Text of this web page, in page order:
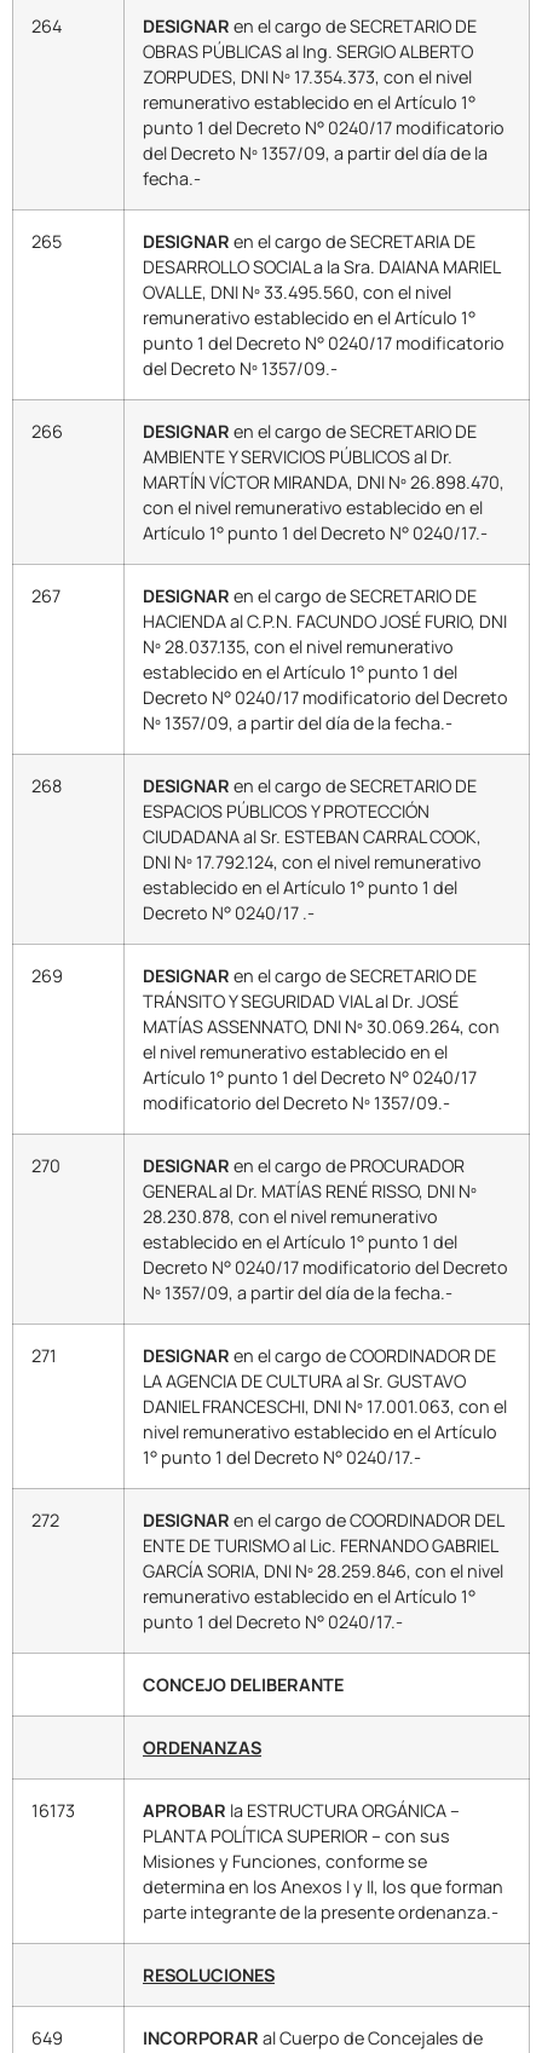
264 DESIGNAR en el cargo de SECRETARIO DE
OBRAS PÚBLICAS al Ing. SERGIO ALBERTO
ZORPUDES, DNI Nº 17.354.373, con el nivel
remunerativo establecido en el Artículo 1°
punto 1 del Decreto N° 0240/17 modificatorio
del Decreto Nº 1357/09, a partir del día de la
fecha.-
265 DESIGNAR en el cargo de SECRETARIA DE
DESARROLLO SOCIAL a la Sra. DAIANA MARIEL
OVALLE, DNI Nº 33.495.560, con el nivel
remunerativo establecido en el Artículo 1°
punto 1 del Decreto N° 0240/17 modificatorio
del Decreto Nº 1357/09.-
266 DESIGNAR en el cargo de SECRETARIO DE
AMBIENTE Y SERVICIOS PÚBLICOS al Dr.
MARTÍN VÍCTOR MIRANDA, DNI Nº 26.898.470,
con el nivel remunerativo establecido en el
Artículo 1° punto 1 del Decreto N° 0240/17.-
267 DESIGNAR en el cargo de SECRETARIO DE
HACIENDA al C.P.N. FACUNDO JOSÉ FURIO, DNI
Nº 28.037.135, con el nivel remunerativo
establecido en el Artículo 1° punto 1 del
Decreto N° 0240/17 modificatorio del Decreto
Nº 1357/09, a partir del día de la fecha.-
268 DESIGNAR en el cargo de SECRETARIO DE
ESPACIOS PÚBLICOS Y PROTECCIÓN
CIUDADANA al Sr. ESTEBAN CARRAL COOK,
DNI Nº 17.792.124, con el nivel remunerativo
establecido en el Artículo 1° punto 1 del
Decreto N° 0240/17 .-
269 DESIGNAR en el cargo de SECRETARIO DE
TRÁNSITO Y SEGURIDAD VIAL al Dr. JOSÉ
MATÍAS ASSENNATO, DNI Nº 30.069.264, con
el nivel remunerativo establecido en el
Artículo 1° punto 1 del Decreto N° 0240/17
modificatorio del Decreto Nº 1357/09.-
270 DESIGNAR en el cargo de PROCURADOR
GENERAL al Dr. MATÍAS RENÉ RISSO, DNI Nº
28.230.878, con el nivel remunerativo
establecido en el Artículo 1° punto 1 del
Decreto N° 0240/17 modificatorio del Decreto
Nº 1357/09, a partir del día de la fecha.-
271 DESIGNAR en el cargo de COORDINADOR DE
LA AGENCIA DE CULTURA al Sr. GUSTAVO
DANIEL FRANCESCHI, DNI Nº 17.001.063, con el
nivel remunerativo establecido en el Artículo
1° punto 1 del Decreto N° 0240/17.-
272 DESIGNAR en el cargo de COORDINADOR DEL
ENTE DE TURISMO al Lic. FERNANDO GABRIEL
GARCÍA SORIA, DNI Nº 28.259.846, con el nivel
remunerativo establecido en el Artículo 1°
punto 1 del Decreto N° 0240/17.-
CONCEJO DELIBERANTE
ORDENANZAS
16173 APROBAR la ESTRUCTURA ORGÁNICA –
PLANTA POLÍTICA SUPERIOR – con sus
Misiones y Funciones, conforme se
determina en los Anexos I y II, los que forman
parte integrante de la presente ordenanza.-
RESOLUCIONES
649 INCORPORAR al Cuerpo de Concejales de